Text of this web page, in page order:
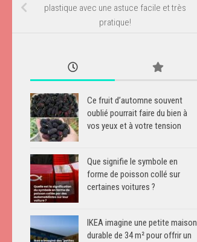
plastique avec une astuce facile et très
pratique!
Ce fruit d’automne souvent
oublié pourrait faire du bien à
vos yeux et à votre tension
Que signifie le symbole en
forme de poisson collé sur
certaines voitures ?
IKEA imagine une petite maison
durable de 34 m² pour offrir un